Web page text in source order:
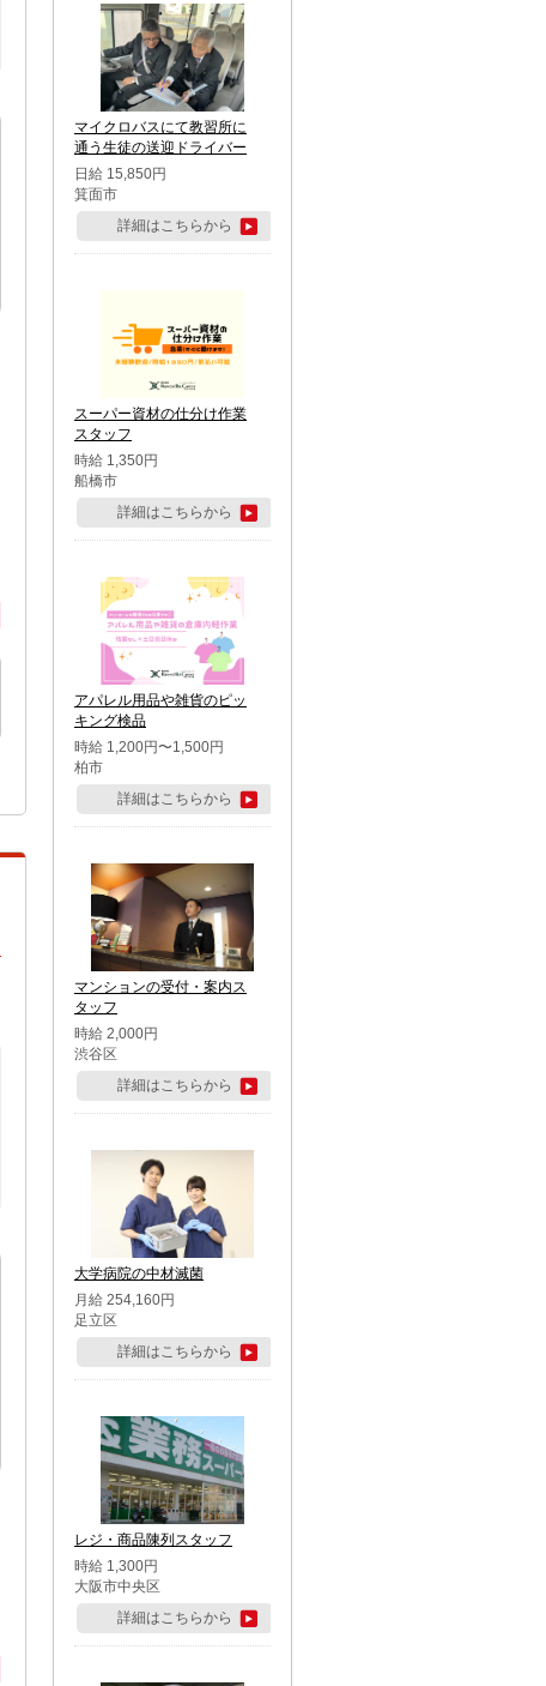
マイクロバスにて教習所に
通う生徒の送迎ドライバー
日給 15,850円
箕面市
詳細はこちらから
スーパー資材の仕分け作業
スタッフ
時給 1,350円
船橋市
詳細はこちらから
アパレル用品や雑貨のピッ
キング検品
時給 1,200円〜1,500円
柏市
詳細はこちらから
マンションの受付・案内ス
タッフ
時給 2,000円
渋谷区
詳細はこちらから
大学病院の中材滅菌
月給 254,160円
足立区
詳細はこちらから
レジ・商品陳列スタッフ
時給 1,300円
大阪市中央区
詳細はこちらから